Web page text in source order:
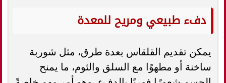
دفء طبيعي ومريح للمعدة
يمكن تقديم القلقاس بعدة طرق، مثل شوربة
ساخنة أو مطهوًا مع السلق والثوم، ما يمنح